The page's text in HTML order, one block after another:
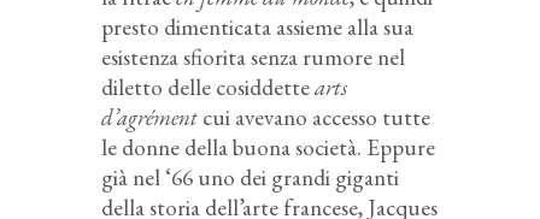
presto dimenticata assieme alla sua
esistenza sfiorita senza rumore nel
diletto delle cosiddettearts
d’agrément cui avevano accesso tutte
le donne della buona società. Eppure
già nel ‘66 uno dei grandi giganti
della storia dell’arte francese, Jacques